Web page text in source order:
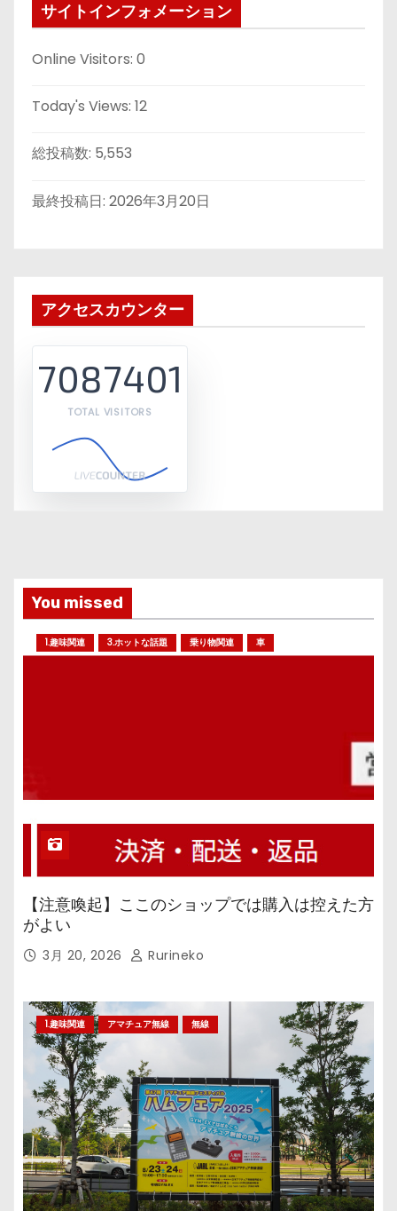
サイトインフォメーション
Online Visitors: 0
Today's Views: 12
総投稿数: 5,553
最終投稿日: 2026年3月20日
アクセスカウンター
7087401
TOTAL VISITORS
You missed
1.趣味関連 3.ホットな話題 乗り物関連 車
【注意喚起】ここのショップでは購入は控えた方
がよい
3月 20, 2026 Rurineko
1.趣味関連 アマチュア無線 無線